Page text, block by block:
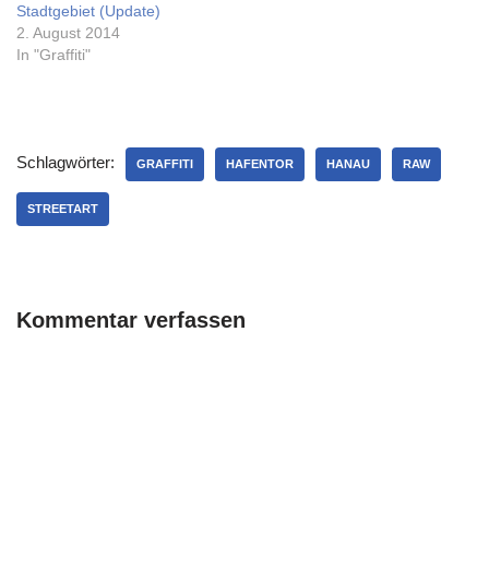
Stadtgebiet (Update)
2. August 2014
In "Graffiti"
Schlagwörter: GRAFFITI HAFENTOR HANAU RAW
STREETART
Kommentar verfassen